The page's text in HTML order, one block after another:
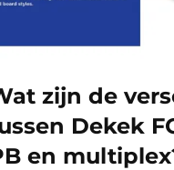
zijn de
Dekek
en